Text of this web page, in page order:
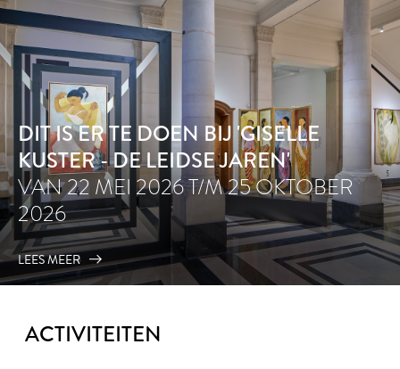
DIT IS ER TE DOEN BIJ 'GISELLE
KUSTER - DE LEIDSE JAREN'
VAN 22 MEI 2026 T/M 25 OKTOBER
2026
LEES MEER
ACTIVITEITEN